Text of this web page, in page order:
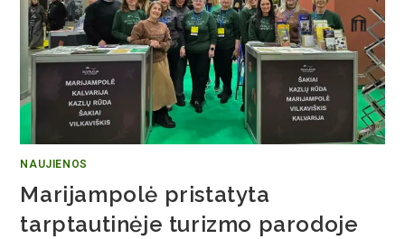
NAUJIENOS
Marijampolė pristatyta
tarptautinėje turizmo parodoje